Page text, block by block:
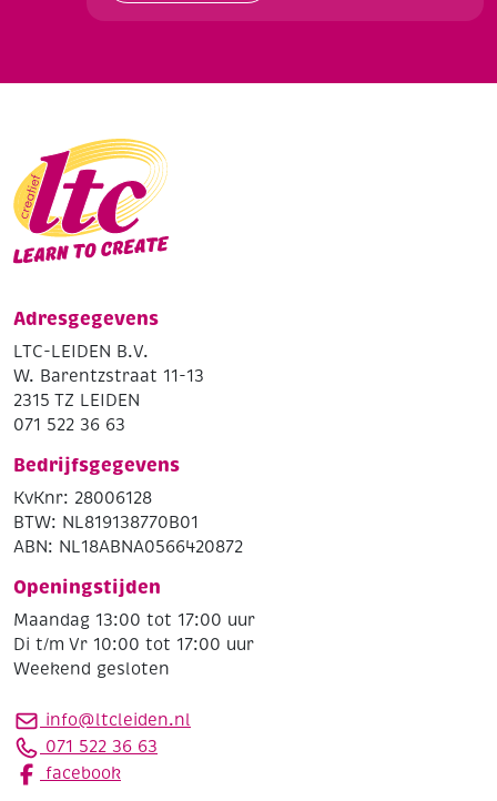
Adresgegevens
LTC-LEIDEN B.V.
W. Barentzstraat 11-13
2315 TZ LEIDEN
071 522 36 63
Bedrijfsgegevens
KvKnr: 28006128
BTW: NL819138770B01
ABN: NL18ABNA0566420872
Openingstijden
Maandag 13:00 tot 17:00 uur
Di t/m Vr 10:00 tot 17:00 uur
Weekend gesloten
info@ltcleiden.nl
071 522 36 63
facebook